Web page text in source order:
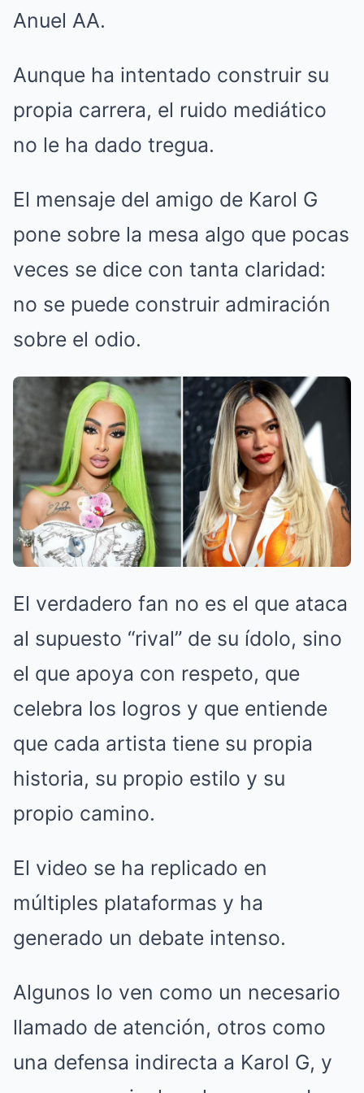
Anuel AA.
Aunque ha intentado construir su
propia carrera, el ruido mediático
no le ha dado tregua.
El mensaje del amigo de Karol G
pone sobre la mesa algo que pocas
veces se dice con tanta claridad:
no se puede construir admiración
sobre el odio.
El verdadero fan no es el que ataca
al supuesto “rival” de su ídolo, sino
el que apoya con respeto, que
celebra los logros y que entiende
que cada artista tiene su propia
historia, su propio estilo y su
propio camino.
El video se ha replicado en
múltiples plataformas y ha
generado un debate intenso.
Algunos lo ven como un necesario
llamado de atención, otros como
una defensa indirecta a Karol G, y